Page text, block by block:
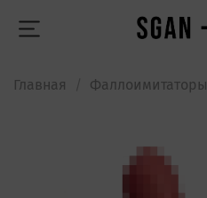
Главная Фаллоимитаторы